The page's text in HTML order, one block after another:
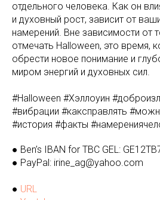
отдельного человека. Как он
и духовный рост, зависит от
намерений. Вне зависимости от
отмечать Halloween, это время,
обрести новое понимание и
миром энергий и духовных сил.
#Halloween #Хэллоуин
#вибрации #каксправлять
#история #факты
● Ben’s IBAN for TBC GEL:
● PayPal: irine_ag@yahoo.com
● URL